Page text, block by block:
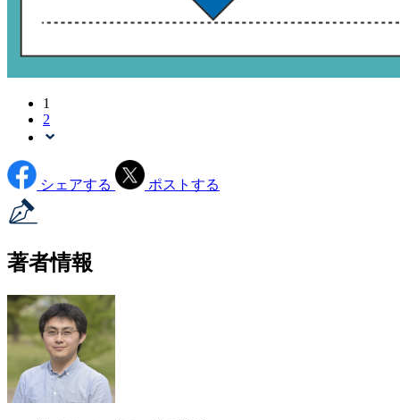
1
2
シェアする ポストする
著者情報